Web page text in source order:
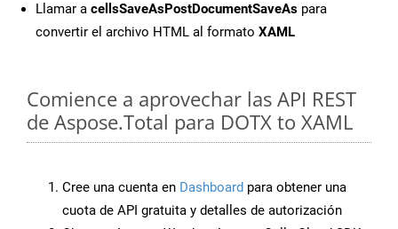
Llamar a cellsSaveAsPostDocumentSaveAs para
convertir el archivo HTML al formato XAML
Comience a aprovechar las API REST
de Aspose.Total para DOTX to XAML
Cree una cuenta en Dashboard para obtener una
cuota de API gratuita y detalles de autorización